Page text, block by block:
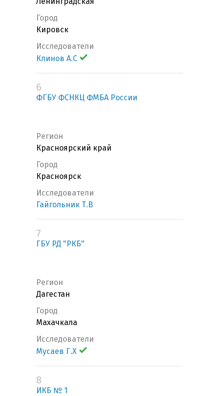
Город
Кировск
Исследователи
Клинов А.С
6
ФГБУ ФСНКЦ ФМБА России
Регион
Красноярский край
Город
Красноярск
Исследователи
Гайгольник Т.В
7
ГБУ РД "РКБ"
Регион
Дагестан
Город
Махачкала
Исследователи
Мусаев Г.Х
8
ИКБ № 1